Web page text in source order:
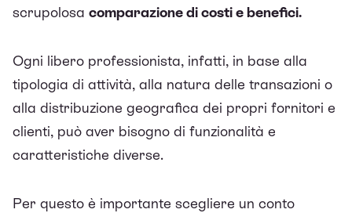
scrupolosa comparazione di costi e benefici.
Ogni libero professionista, infatti, in base alla
tipologia di attività, alla natura delle transazioni o
alla distribuzione geografica dei propri fornitori e
clienti, può aver bisogno di funzionalità e
caratteristiche diverse.
Per questo è importante scegliere un conto